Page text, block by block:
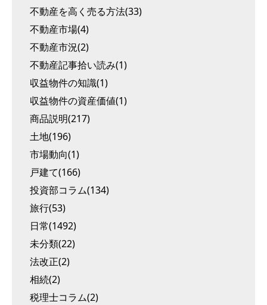
不動産を高く売る方法(33)
不動産市場(4)
不動産市況(2)
不動産記事拾い読み(1)
収益物件の知識(1)
収益物件の資産価値(1)
商品説明(217)
土地(196)
市場動向(1)
戸建て(166)
投資部コラム(134)
旅行(53)
日常(1492)
未分類(22)
法改正(2)
相続(2)
税理士コラム(2)